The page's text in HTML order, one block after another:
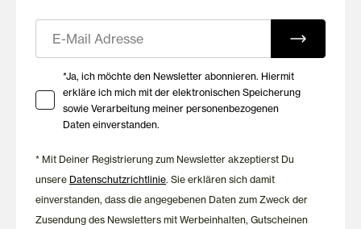
Jede Frau hat unterschiedliche Ansprüche an Passform und
Halt. Deshalb bietet HUBER Soft BHs in verschiedenen
Schnitten und Größen. Im HUBER BH-Guide erhältst du
hilfreiche Informationen, um deine BH-Größe zu bestimmen
und das Modell zu finden, das optimal zu deinen Bedürfnissen
Ihre Zustimmung zu Marketing E-Mails
*Ja, ich möchte den Newsletter abonnieren. Hiermit
erkläre ich mich mit der elektronischen Speicherung
sowie Verarbeitung meiner personenbezogenen
Daten einverstanden.
* Mit Deiner Registrierung zum Newsletter akzeptierst Du
unsere Datenschutzrichtlinie. Sie erklären sich damit
einverstanden, dass die angegebenen Daten zum Zweck der
Zusendung des Newsletters mit Werbeinhalten, Gutscheinen